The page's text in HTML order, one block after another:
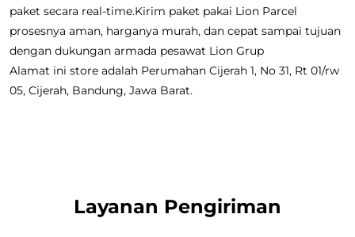
paket secara real-time.Kirim paket pakai Lion Parcel
prosesnya aman, harganya murah, dan cepat sampai tujuan
dengan dukungan armada pesawat Lion Grup
Alamat ini store adalah Perumahan Cijerah 1, No 31, Rt 01/rw
05, Cijerah, Bandung, Jawa Barat.
Layanan Pengiriman